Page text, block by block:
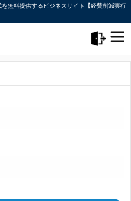
無料提供するビジネスサイト【経費削減実行